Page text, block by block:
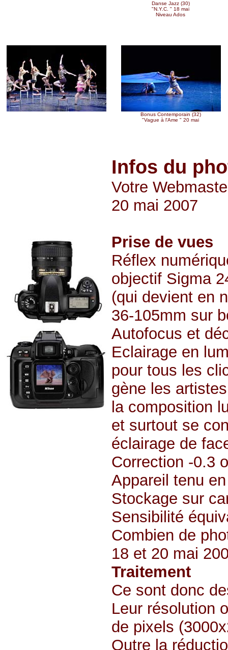
Danse Jazz (30)
"N.Y.C. " 18 mai
Niveau Ados
BonusContemporain (32)
"Vague à l'Ame " 20 mai
Infos du
Votre
20 mai 2007
Prise de vues
Réflex
objectif Sigma
(qui devient en
36-105mm sur
Autofocus et
Eclairage en
pour tous les
gène les
la composition
et surtout se
éclairage de
Correction -0.3
Appareil tenu
Stockage sur
Sensibilité
Combien de
18 et 20 mai
Traitement
Ce sont donc
Leur résolution
de pixels
Outre la